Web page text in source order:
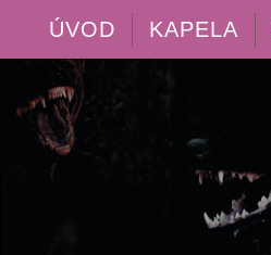
ÚVOD KAPELA